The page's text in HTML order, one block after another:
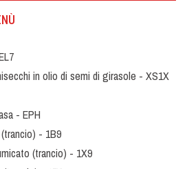
in olio di semi di girasole - XS1X
- EPH
- 1B9
(trancio) - 1X9